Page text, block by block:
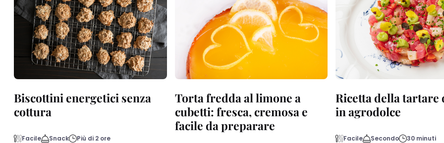
Biscottini energetici senza
cottura
Facile Snack Più di 2 ore
Torta fredda al limone a
cubetti: fresca, cremosa e
facile da preparare
Ricetta della tartare
in agrodolce
Facile Secondo 30 minuti